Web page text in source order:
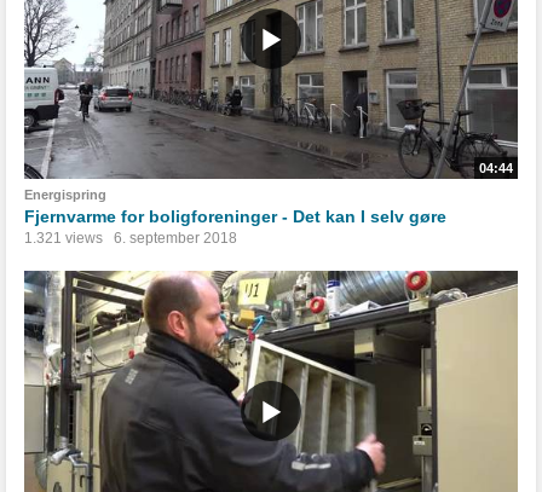
04:44
Energispring
Fjernvarme for boligforeninger - Det kan I selv gøre
1.321 views 6. september 2018